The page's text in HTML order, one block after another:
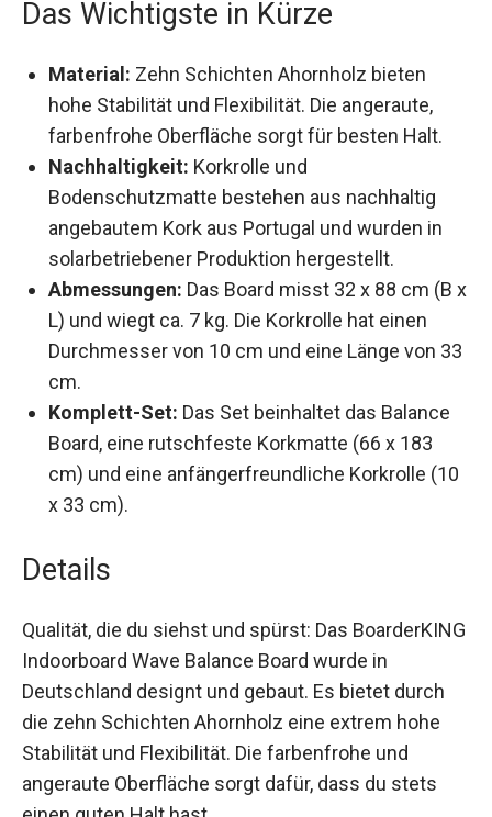
Das Wichtigste in Kürze
Material:Zehn Schichten Ahornholz bieten
hohe Stabilität und Flexibilität. Die angeraute,
farbenfrohe Oberfläche sorgt für besten Halt.
Nachhaltigkeit:Korkrolle und
Bodenschutzmatte bestehen aus nachhaltig
angebautem Kork aus Portugal und wurden in
solarbetriebener Produktion hergestellt.
Abmessungen:Das Board misst 32 x 88 cm (B
x L) und wiegt ca. 7 kg. Die Korkrolle hat einen
Durchmesser von 10 cm und eine Länge von
33 cm.
Komplett-Set:Das Set beinhaltet das Balance
Board, eine rutschfeste Korkmatte (66 x 183
cm) und eine anfängerfreundliche Korkrolle
Details
Qualität, die du siehst und spürst: Das
BoarderKING Indoorboard Wave Balance Board
wurde in Deutschland designt und gebaut. Es
bietet durch die zehn Schichten Ahornholz eine
extrem hohe Stabilität und Flexibilität. Die